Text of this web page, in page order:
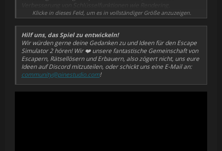
Verbesserung von Schlüsselfunktionen wie Rendering,
Vernetzung, Physik und Animationen zu konzentrieren.
Wird der Escape Simulator weiterhin Updates erhalten?
Ja! Mit dem kürzlich erschienenen Maya-DLC und weiteren
geplanten Inhalten werden wir das ursprüngliche Spiel weiterhin
unterstützen und auf neue Plattformen bringen.
Ist es gruselig?
Der Escape Simulator 2 ist zwar düsterer und hat eine
geheimnisvollere Atmosphäre, aber es ist kein Horrorspiel. Das
Spiel enthält auch keine Jump Scares oder Blutvergießen.
Klicke in dieses Feld, um es in vollständiger Größe anzuzeigen.
Hilf uns, das Spiel zu entwickeln!
Wir würden gerne deine Gedanken zu und Ideen für den Escape
Simulator 2 hören! Wir ❤️ unsere fantastische Gemeinschaft von
Escapern, Rätsellösern und Erbauern, also zögert nicht, uns eure
Ideen auf Discord mitzuteilen, oder schickt uns eine E-Mail an:
community@pinestudio.com!